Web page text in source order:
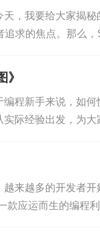
性。
，我要给大家揭秘
求的焦点。那么，
》
程新手来说，如
际经验出发，为大
来越多的开发者开
款应运而生的编程